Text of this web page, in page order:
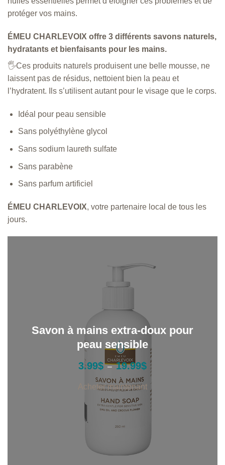
protéger vos mains.
ÉMEU CHARLEVOIX offre 3 différents savons naturels,
hydratants et bienfaisants pour les mains.
🖐️Ces produits naturels produisent une belle mousse, ne
laissent pas de résidus, nettoient bien la peau et
l’hydratent. Ils s’utilisent autant pour le visage que le corps.
Idéal pour peau sensible
Sans polyéthylène glycol
Sans sodium laureth sulfate
Sans parabène
Sans parfum artificiel
ÉMEU CHARLEVOIX, votre partenaire local de tous les
jours.
Savon à mains extra-doux pour
peau sensible
3.99$ – 19.99$P
a
g
Acheter maintenant